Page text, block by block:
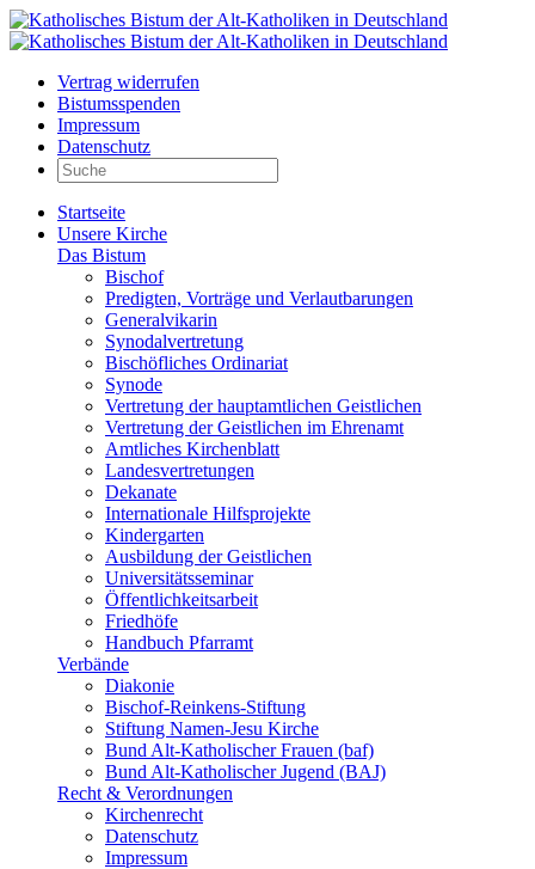
Vertrag widerrufen
Bistumsspenden
Impressum
Datenschutz
Startseite
Unsere Kirche
Das Bistum
Bischof
Predigten, Vorträge und Verlautbarungen
Generalvikarin
Synodalvertretung
Bischöfliches Ordinariat
Synode
Vertretung der hauptamtlichen Geistlichen
Vertretung der Geistlichen im Ehrenamt
Amtliches Kirchenblatt
Landesvertretungen
Dekanate
Internationale Hilfsprojekte
Kindergarten
Ausbildung der Geistlichen
Universitätsseminar
Öffentlichkeitsarbeit
Friedhöfe
Handbuch Pfarramt
Verbände
Diakonie
Bischof-Reinkens-Stiftung
Stiftung Namen-Jesu Kirche
Bund Alt-Katholischer Frauen (baf)
Bund Alt-Katholischer Jugend (BAJ)
Recht & Verordnungen
Kirchenrecht
Datenschutz
Impressum